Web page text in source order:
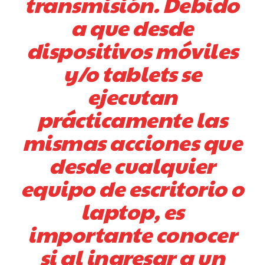
a que desde
dispositivos móviles
y/o tablets se
ejecutan
prácticamente las
mismas acciones que
desde cualquier
equipo de escritorio o
laptop, es
importante conocer
si al ingresar a un